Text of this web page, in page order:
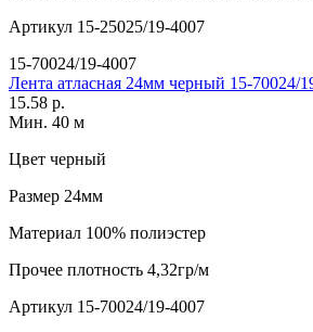
Артикул 15-25025/19-4007
15-70024/19-4007
Лента атласная 24мм черный 15-70024/
15.58 р.
Мин. 40 м
Цвет черный
Размер 24мм
Материал 100% полиэстер
Прочее плотность 4,32гр/м
Артикул 15-70024/19-4007